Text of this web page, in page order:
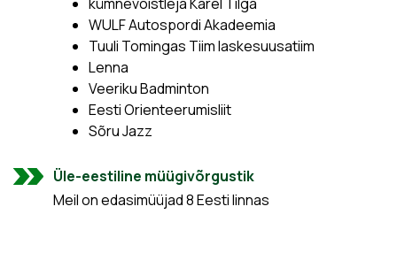
WULF Autospordi Akadeemia
Tuuli Tomingas Tiim laskesuusatiim
Lenna
Veeriku Badminton
Eesti Orienteerumisliit
Sõru Jazz
Üle-eestiline müügivõrgustik
Meil on edasimüüjad 8 Eesti linnas